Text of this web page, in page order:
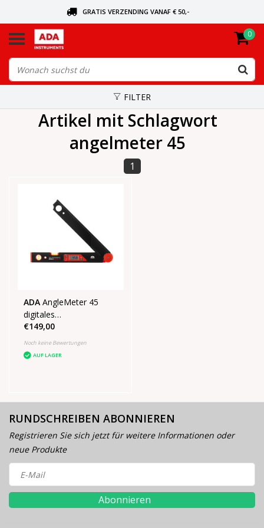
GRATIS VERZENDING VANAF € 50,-
VANDAAG BESTELD, VANDAAG VERZONDEN
0
FILTER
Artikel mit Schlagwort
angelmeter 45
1
ADA AngleMeter 45
digitales
Winkelmessgerät
€149,00
Noch keine Bewertungen
AUF LAGER
RUNDSCHREIBEN ABONNIEREN
Registrieren Sie sich jetzt für weitere Informationen oder
neue Produkte
Abonnieren